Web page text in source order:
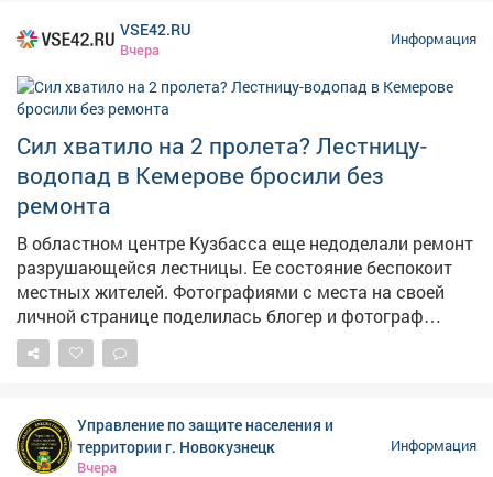
VSE42.RU
Вчера
Информация
Сил хватило на 2 пролета? Лестницу-
водопад в Кемерове бросили без
ремонта
В областном центре Кузбасса еще недоделали ремонт
разрушающейся лестницы. Ее состояние беспокоит
местных жителей. Фотографиями с места на своей
личной странице поделилась блогер и фотограф
Екатерина Комарова. – Читала, что ремонтируют
лестницу на Пионерском. Два пролёта сделали – и на
действительно приведена в порядок, однако
оставшаяся секция по-прежнему находится в
Управление по защите населения и
территории г. Новокузнецк
Вчера
Информация